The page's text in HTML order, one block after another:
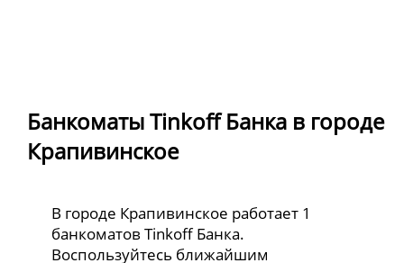
Банкоматы Tinkoff Банка в городе
Крапивинское
В городе Крапивинское работает 1
банкоматов Tinkoff Банка.
Воспользуйтесь ближайшим